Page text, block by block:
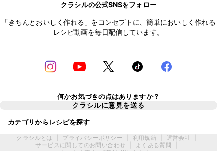
クラシルの公式SNSをフォロー
「きちんとおいしく作れる」をコンセプトに、簡単においしく作れる
レシピ動画を毎日配信しています。
何かお気づきの点はありますか？
クラシルに意見を送る
カテゴリからレシピを探す
クラシルとは プライバシーポリシー 利用規約 運営会社
サービスに関してのお問い合わせ
よくある質問